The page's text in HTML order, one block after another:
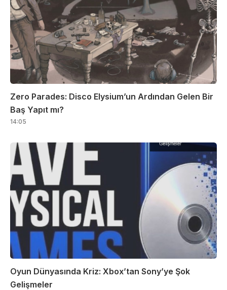
Zero Parades: Disco Elysium’un Ardından Gelen Bir
Baş Yapıt mı?
14:05
Oyun Dünyasında Kriz: Xbox’tan Sony’ye Şok
Gelişmeler